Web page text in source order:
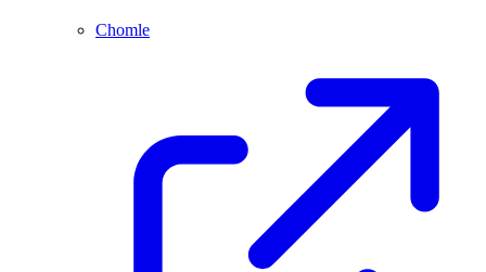
Chomle